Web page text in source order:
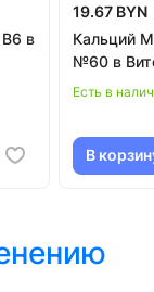
в
19.67 BYN
Кальций
№60 в
Есть в
В